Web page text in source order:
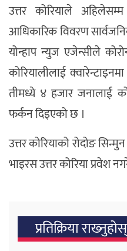
उत्तर कोरियाले
आधिकारिक विवरण
योन्हाप न्युज एजेन्सीले
कोरियालीलाई
तीमध्ये ४ हजार जनालाई
फर्कन दिइएको छ ।
उत्तर कोरियाको रोदोङ
भाइरस उत्तर कोरिया प्रवेश
प्रतिक्रिया राख्‍नुहोस्